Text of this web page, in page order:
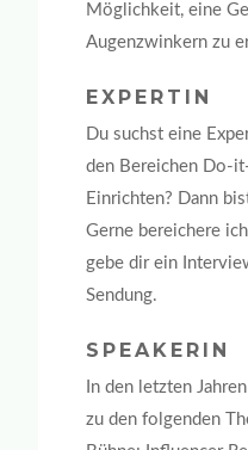
Möglichkeit, eine
Augenzwinkern zu
EXPERTIN
Du suchst eine
den Bereichen Do-
Einrichten? Dann
Gerne bereichere
gebe dir ein
Sendung.
SPEAKERIN
In den letzten
zu den folgenden